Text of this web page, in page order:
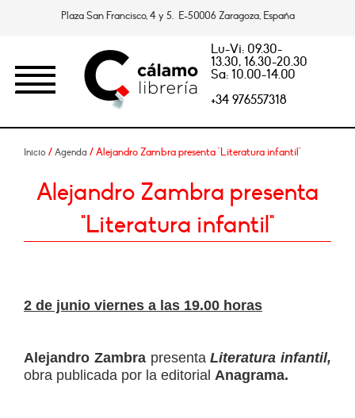
Plaza San Francisco, 4 y 5. E-50006 Zaragoza, España
Lu-Vi: 09.30-
13.30, 16.30-20.30
Sa: 10.00-14.00
+34 976557318
Inicio / Agenda / Alejandro Zambra presenta "Literatura infantil"
Alejandro Zambra presenta
"Literatura infantil"
2 de junio viernes a las 19.00 horas
Alejandro Zambra presentaLiteratura infantil,
obra publicada por la editorial Anagrama.